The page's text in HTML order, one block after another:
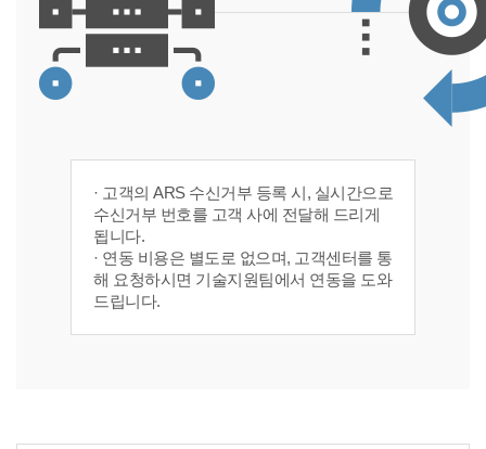
· 고객의 ARS 수신거부 등록 시, 실시간으로
수신거부 번호를 고객 사에 전달해 드리게
됩니다.
· 연동 비용은 별도로 없으며, 고객센터를 통
해 요청하시면 기술지원팀에서 연동을 도와
드립니다.